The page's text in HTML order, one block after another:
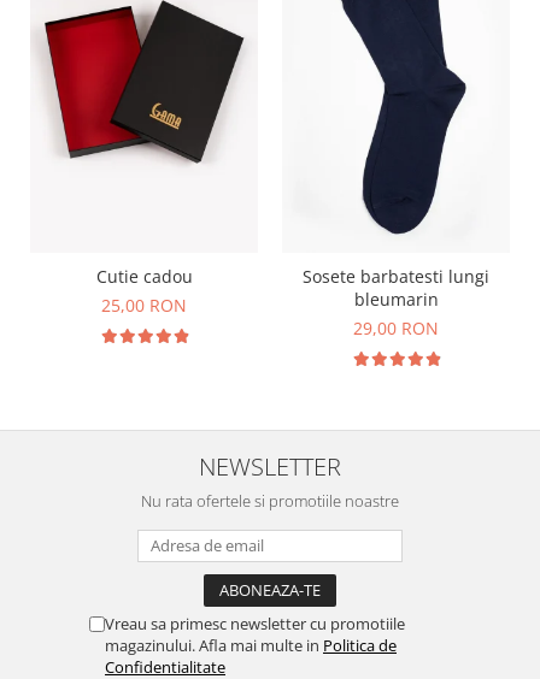
Cutie cadou
25,00 RON
Sosete barbatesti lungi
bleumarin
29,00 RON
NEWSLETTER
Nu rata ofertele si promotiile noastre
Vreau sa primesc newsletter cu promotiile
magazinului. Afla mai multe in Politica de
Confidentialitate